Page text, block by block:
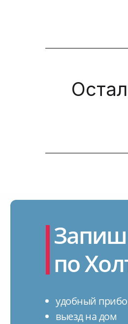
по
удобный
выезд на дом